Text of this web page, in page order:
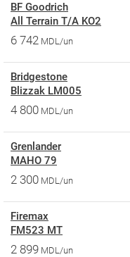
BF Goodrich
All Terrain T/A KO2
6 742 MDL/un
Bridgestone
Blizzak LM005
4 800 MDL/un
Grenlander
MAHO 79
2 300 MDL/un
Firemax
FM523 MT
2 899 MDL/un